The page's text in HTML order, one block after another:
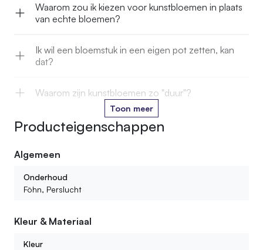
Waarom zou ik kiezen voor kunstbloemen in plaats
van echte bloemen?
Ik wil een bloemstuk in een eigen pot zetten, kan
dat?
Waarom zijn kunstbloemen zo "duur"?
Kan je kunstbloemen in het water zetten?
Hoe lang gaan jullie kunstbloemen mee?
Kan ik ook kant en klare boeketten of bloemstukken
bestellen?
Wat voor kunstbloemen kan ik bij jullie vinden?
Toon meer
Producteigenschappen
Algemeen
Onderhoud
Föhn, Perslucht
Kleur & Materiaal
Kleur